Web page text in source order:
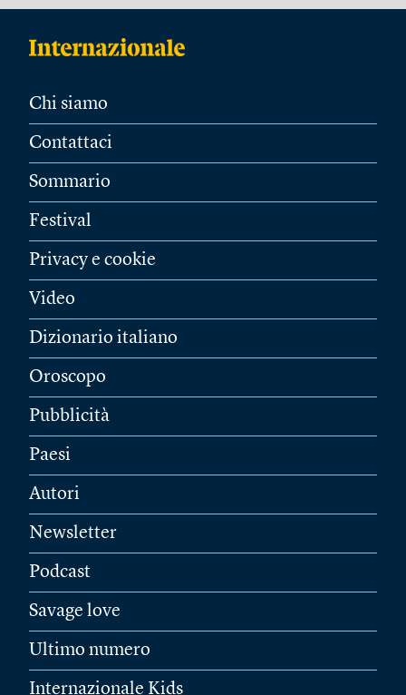
Chi siamo
Contattaci
Sommario
Festival
Privacy e cookie
Video
Dizionario italiano
Oroscopo
Pubblicità
Paesi
Autori
Newsletter
Podcast
Savage love
Ultimo numero
Internazionale Kids